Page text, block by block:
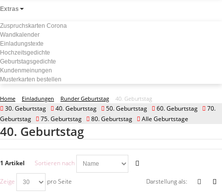
Extras
Zuspruchskarten Corona
Wandkalender
Einladungstexte
Hochzeitsgedichte
Geburtstagsgedichte
Kundenmeinungen
Musterkarten bestellen
Home Einladungen Runder Geburtstag 40. Geburtstag
30. Geburtstag 40. Geburtstag 50. Geburtstag 60. Geburtstag
70.
Geburtstag
75. Geburtstag 80. Geburtstag Alle Geburtstage
40. Geburtstag
1 Artikel Sortieren nach
Zeige pro Seite Darstellung als: